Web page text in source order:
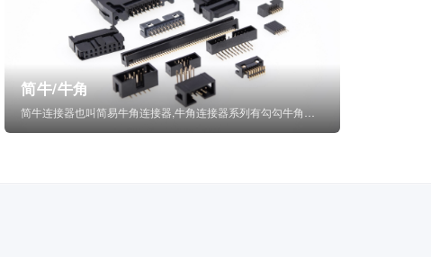
简牛/牛角